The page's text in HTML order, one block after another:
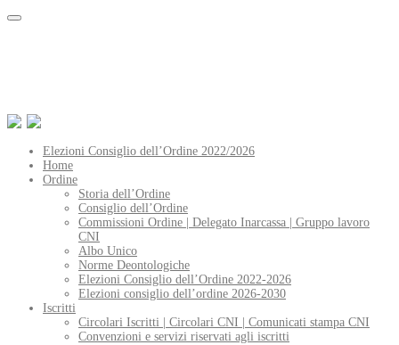
Elezioni Consiglio dell’Ordine 2022/2026
Home
Ordine
Storia dell’Ordine
Consiglio dell’Ordine
Commissioni Ordine | Delegato Inarcassa | Gruppo lavoro
CNI
Albo Unico
Norme Deontologiche
Elezioni Consiglio dell’Ordine 2022-2026
Elezioni consiglio dell’ordine 2026-2030
Iscritti
Circolari Iscritti | Circolari CNI | Comunicati stampa CNI
Convenzioni e servizi riservati agli iscritti